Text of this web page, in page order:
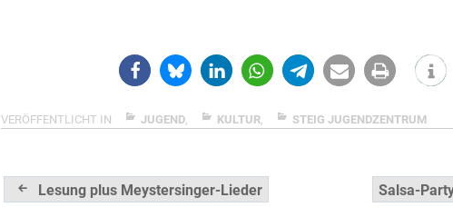
VERÖFFENTLICHT IN JUGEND, KULTUR, STEIG JUGENDZENTRUM
Beitragsnavigation
Lesung plus Meystersinger-Lieder Salsa-